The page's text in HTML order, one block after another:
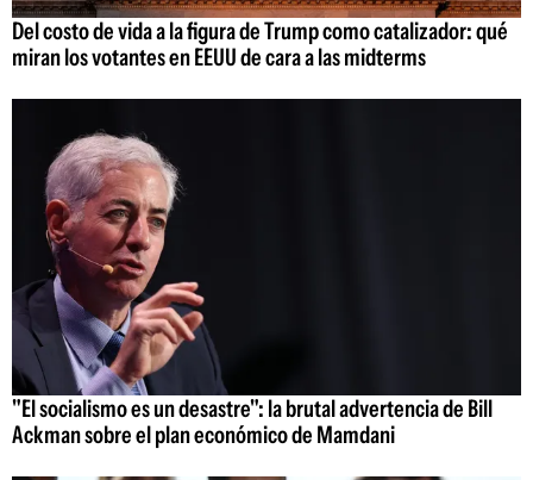
Del costo de vida a la figura de Trump como catalizador: qué
miran los votantes en EEUU de cara a las midterms
"El socialismo es un desastre": la brutal advertencia de Bill
Ackman sobre el plan económico de Mamdani